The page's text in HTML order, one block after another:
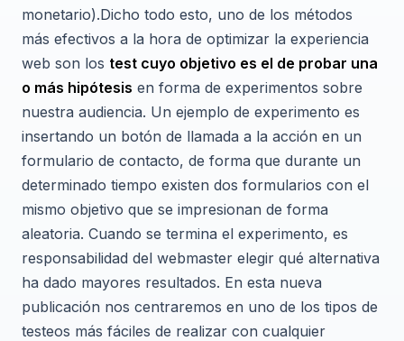
monetario).Dicho todo esto, uno de los métodos
más efectivos a la hora de optimizar la experiencia
web son los test cuyo objetivo es el de probar una
o más hipótesis en forma de experimentos sobre
nuestra audiencia. Un ejemplo de experimento es
insertando un botón de llamada a la acción en un
formulario de contacto, de forma que durante un
determinado tiempo existen dos formularios con el
mismo objetivo que se impresionan de forma
aleatoria. Cuando se termina el experimento, es
responsabilidad del webmaster elegir qué alternativa
ha dado mayores resultados. En esta nueva
publicación nos centraremos en uno de los tipos de
testeos más fáciles de realizar con cualquier